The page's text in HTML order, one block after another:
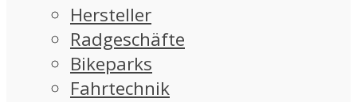
Hersteller
Radgeschäfte
Bikeparks
Fahrtechnik